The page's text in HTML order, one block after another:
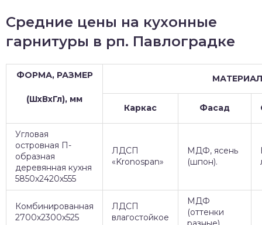
Средние цены на кухонные
гарнитуры в рп. Павлоградке
ФОРМА, РАЗМЕР
(ШхВхГл), мм
Каркас Фасад
Угловая
островная П-
образная
деревянная кухня
5850х2420х555
ЛДСП
«Kronospan»
МДФ, ясень
(шпон).
Комбинированная
2700х2300х525
ЛДСП
влагостойкое
МДФ
(оттенки